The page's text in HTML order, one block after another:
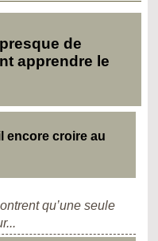
de
apprendre le
encore croire au
qu’une seule